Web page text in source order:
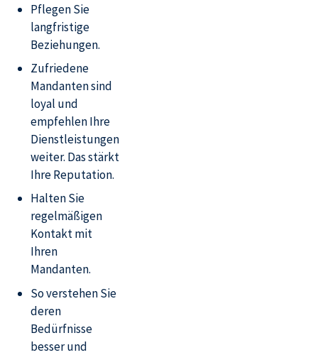
Pflegen Sie
langfristige
Beziehungen.
Zufriedene
Mandanten sind
loyal und
empfehlen Ihre
Dienstleistungen
weiter. Das stärkt
Ihre Reputation.
Halten Sie
regelmäßigen
Kontakt mit
Ihren
Mandanten.
So verstehen Sie
deren
Bedürfnisse
besser und